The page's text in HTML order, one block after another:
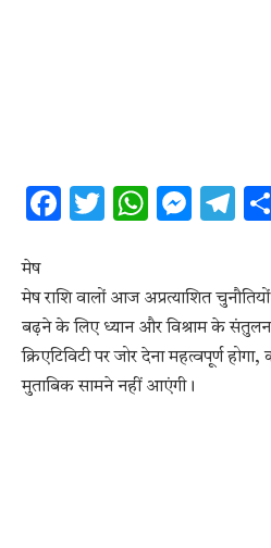
Facebook
Twitter
मेष
मेष राशि वालों आज अप्रत्याशित
बढ़ने के लिए ध्यान और विश्राम के
क्रिएटिविटी पर जोर देना महत्वपूर्ण
मुताबिक सामने नहीं आएंगी।